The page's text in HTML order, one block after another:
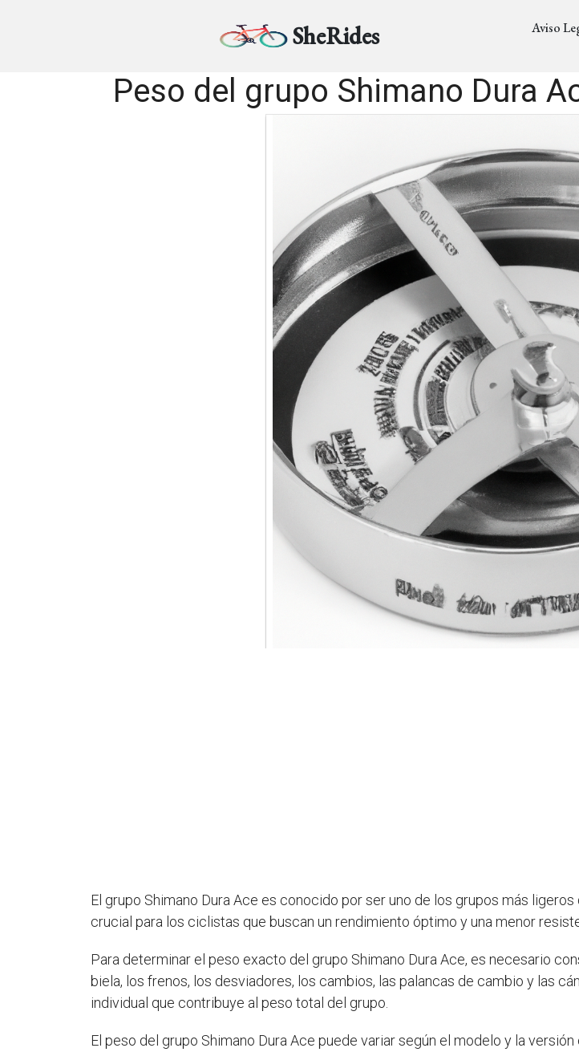
SheRides Aviso
Peso del grupo Shimano Dura
El grupo Shimano Dura Ace es conocido por ser uno de los grupos más
crucial para los ciclistas que buscan un rendimiento óptimo y una menor
Para determinar el peso exacto del grupo Shimano Dura Ace, es necesario
biela, los frenos, los desviadores, los cambios, las palancas de cambio y las
individual que contribuye al peso total del grupo.
El peso del grupo Shimano Dura Ace puede variar según el modelo y la